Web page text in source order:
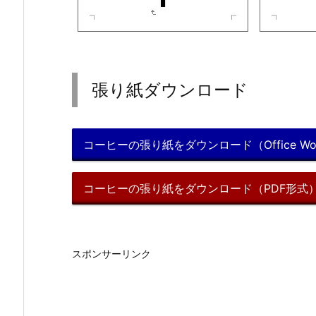
張り紙ダウンロード
コーヒーの張り紙をダウンロード（Office
コーヒーの張り紙をダウンロード（PDF形式）
スポンサーリンク